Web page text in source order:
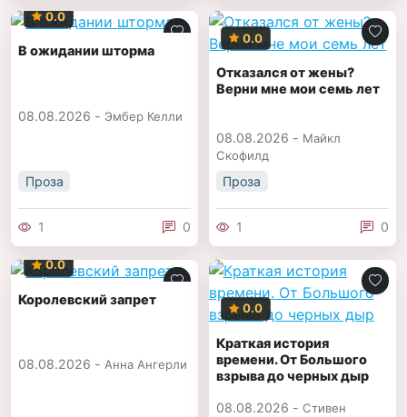
0.0
В ожидании шторма
08.08.2026 - Эмбер Келли
Проза
1 0
0.0
Отказался от жены?
Верни мне мои семь лет
08.08.2026 - Майкл
Скофилд
Проза
1 0
0.0
Королевский запрет
08.08.2026 - Анна Ангерли
0.0
Краткая история
времени. От Большого
взрыва до черных дыр
08.08.2026 - Стивен